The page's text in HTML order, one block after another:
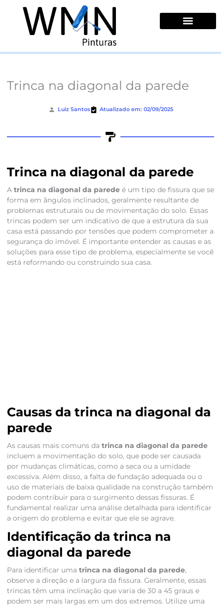
conteúdo
Trinca na diagonal da parede
Luiz Santos Atualizado em: 02/09/2025
Trinca na diagonal da parede
A trinca na diagonal da paredeé um tipo de fissura que se
forma em ângulos inclinados, geralmente resultante de
problemas estruturais ou de movimentação do solo. Essas
trincas podem ser um indicativo de que a estrutura da sua
casa está passando por tensões que podem comprometer a
segurança do imóvel. É importante entender as causas e as
soluções para esse tipo de problema, especialmente se você
está reformando ou construindo sua casa.
Causas da trinca na diagonal da
parede
As causas mais comuns da trinca na diagonal da parede
incluem a movimentação do solo, que pode ser causada
por mudanças climáticas, como a seca ou a umidade
excessiva. Além disso, a falta de fundação adequada ou o
uso de materiais de baixa qualidade na construção também
podem contribuir para o surgimento dessas fissuras. É
fundamental realizar uma análise detalhada para identificar
a origem do problema e evitar que ele se agrave.
Identificação da trinca na
diagonal da parede
Para identificar uma trinca na diagonal da parede,
observe a direção e a largura da fissura. Geralmente, essas
trincas têm uma inclinação que varia de 30 a 45 graus e
podem ser mais largas em um dos extremos. Utilize uma